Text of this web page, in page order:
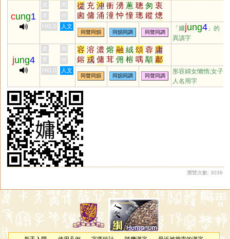
cung1
黃 周 從 充 沖 衝 湧 蔥 聰 匆 衷
囪 傭 涌 潼 忡 憧 璁 鏦 熜
艟 悤 茺 珫 驄 罿 蓯 翀 憃
摐 浺 埇 樅 瑽 棇 暰 祌 瞛
蟌
李
何
HKLS
人文
同聲同韻 同韻同調 同聲同調
「嫞jung4 」的
異讀字
jung4
黃 周 容 溶 濃 熔 融 絨 頌 蓉 庸
鎔 戎 傭 茸 佣 榕 喁 顒 鄘
慵 鏞 墉 狨 瑢 滽 毧 茙 傛
嵱 瀜 鰅 鰫 鷛 羢 媶 嫆 駥
髶 榵 槦 烿 褣 肜
李
何
HKLS
人文
同聲同韻 同韻同調 同聲同調
形容婦女懶惰;女子
人名用字
瀏覽次數: 3038